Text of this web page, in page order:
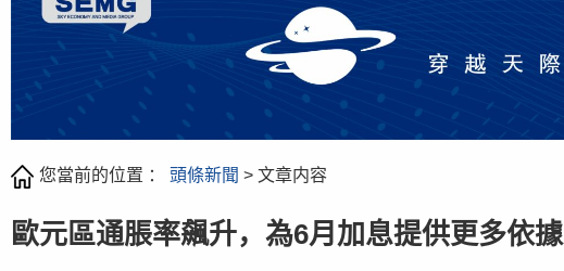
您當前的位置 ： 頭條新聞 > 文章内容
歐元區通脹率飆升，為6月加息提供更多依據